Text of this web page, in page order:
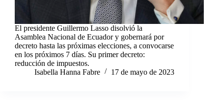
El presidente Guillermo Lasso disolvió la
Asamblea Nacional de Ecuador y gobernará por
decreto hasta las próximas elecciones, a convocarse
en los próximos 7 días. Su primer decreto:
reducción de impuestos.
Isabella Hanna Fabre
17 de mayo de 2023